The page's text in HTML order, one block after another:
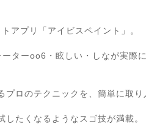
アプリ「アイビスペイント」。
ターoo6・眩しい・しなが実際
ロのテクニックを、簡単に取
たくなるようなスゴ技が満載。